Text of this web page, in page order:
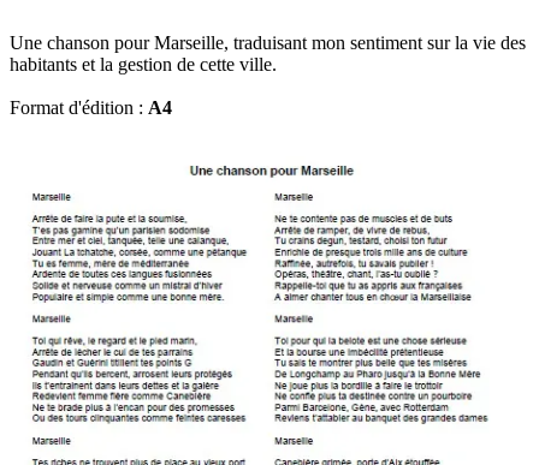
Une chanson pour Marseille, traduisant mon sentiment sur la vie des
habitants et la gestion de cette ville.
Format d'édition : A4